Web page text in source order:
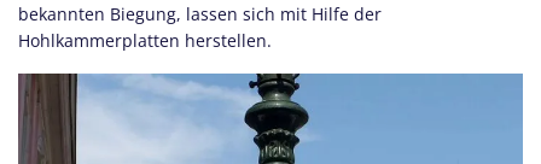
bekannten Biegung, lassen sich mit Hilfe der
Hohlkammerplatten herstellen.